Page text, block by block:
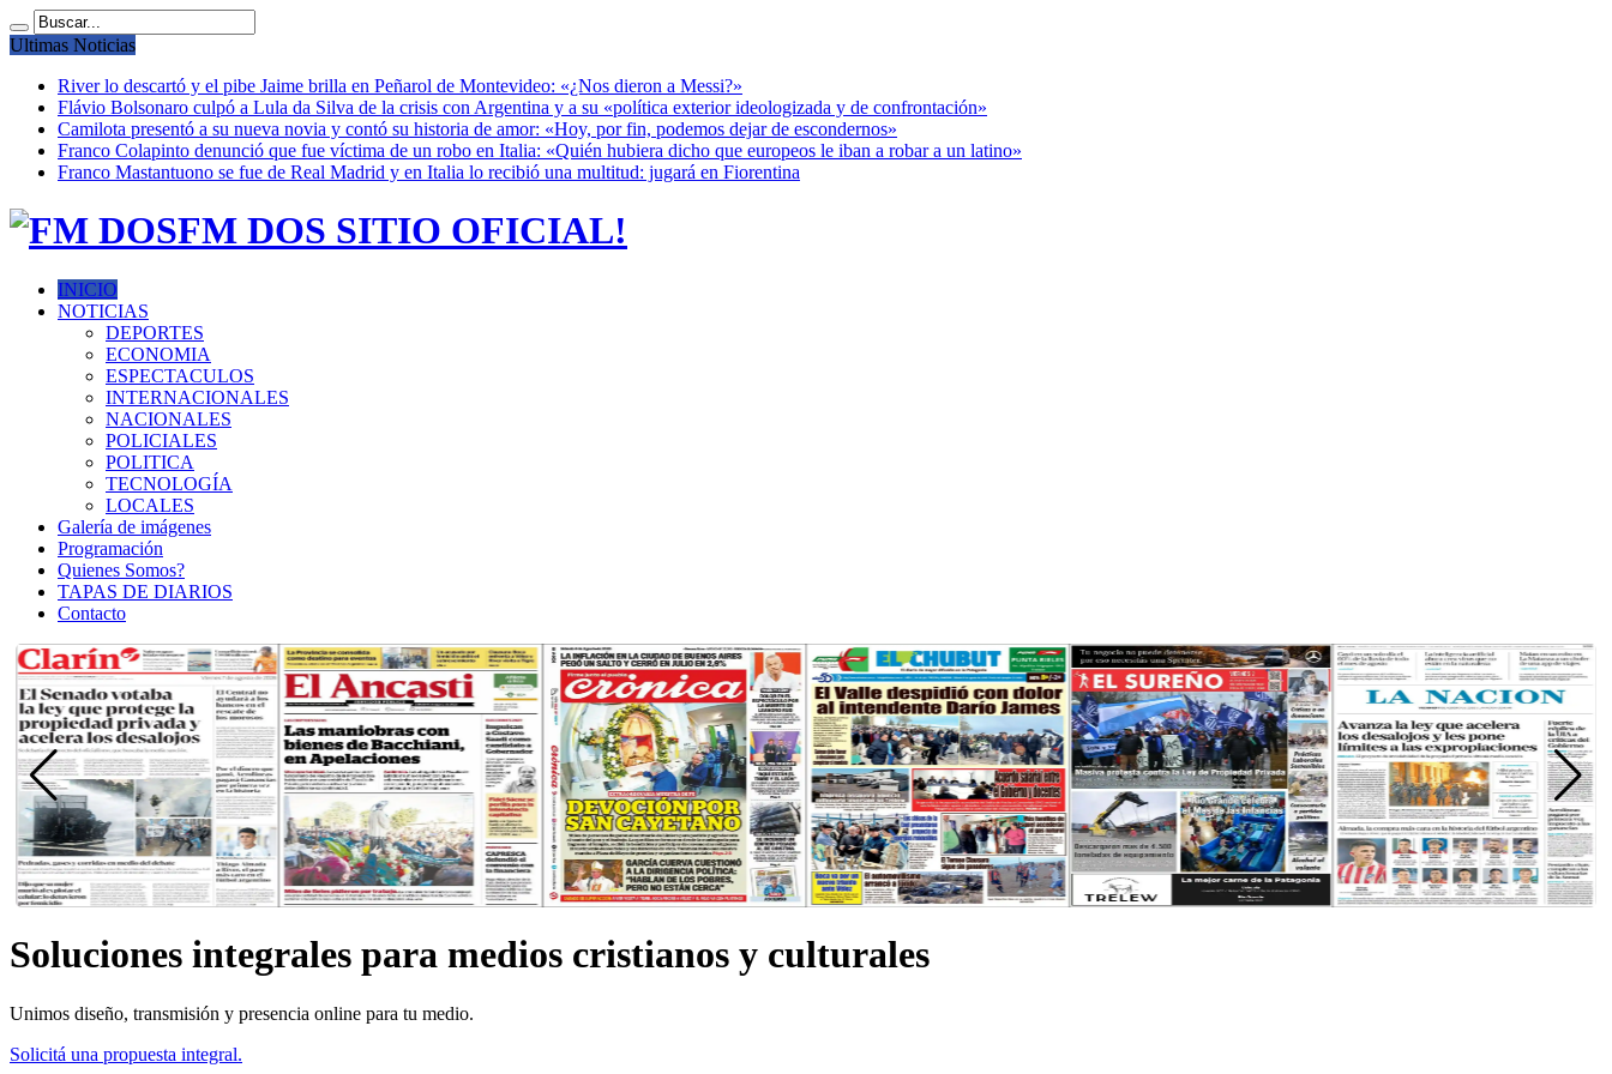
Ultimas Noticias
River lo descartó y el pibe Jaime brilla en Peñarol de Montevideo: «¿Nos dieron a Messi?»
Flávio Bolsonaro culpó a Lula da Silva de la crisis con Argentina y a su «política exterior ideologizada y de confrontación»
Camilota presentó a su nueva novia y contó su historia de amor: «Hoy, por fin, podemos dejar de escondernos»
Franco Colapinto denunció que fue víctima de un robo en Italia: «Quién hubiera dicho que europeos le iban a robar a un latino»
Franco Mastantuono se fue de Real Madrid y en Italia lo recibió una multitud: jugará en Fiorentina
FM DOS SITIO OFICIAL!
INICIO
NOTICIAS
DEPORTES
ECONOMIA
ESPECTACULOS
INTERNACIONALES
NACIONALES
POLICIALES
POLITICA
TECNOLOGÍA
LOCALES
Galería de imágenes
Programación
Quienes Somos?
TAPAS DE DIARIOS
Contacto
Soluciones integrales para medios cristianos y culturales
Unimos diseño, transmisión y presencia online para tu medio.
Solicitá una propuesta integral.